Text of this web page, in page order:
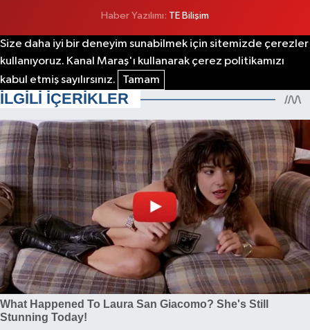
Haber Yazılımı: TE Bilişim
Size daha iyi bir deneyim sunabilmek için sitemizde çerezler
kullanıyoruz. Kanal Maraş'ı kullanarak çerez politikamızı
kabul etmiş sayılırsınız.
Tamam